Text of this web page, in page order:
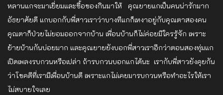
หลานแกจะมาเยี่ยมและซื้อของกินมาให้ คุณยายแกเป็นคนน่ารักมาก
อัธยาศัยดี แกบอกกับพี่สาวเราว่าบางทีแกก็เหงาอยู่กับคุณตาสองคน
คุณตาก็ป่วยไม่ยอมออกจากบ้าน เพื่อนบ้านก็ไม่ค่อยมีใครรู้จัก เพราะ
ย้ายบ้านกันบ่อยมาก และคุณยายยังบอกพี่สาวเราอีกว่าตอนสองทุ่มแก
เปิดเพลงรบกวนหรือเปล่า ถ้ารบกวนบอกแกได้นะ เรากับพี่สาวยังคุยกัน
ว่าโชคดีที่เรามีเพื่อนบ้านดี เพราะแกไม่เคยมารบกวนหรือทำอะไรให้เรา
ไม่สบายใจเลย